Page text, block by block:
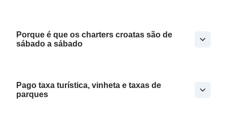
Porque é que os charters croatas são de
sábado a sábado
Pago taxa turística, vinheta e taxas de
parques